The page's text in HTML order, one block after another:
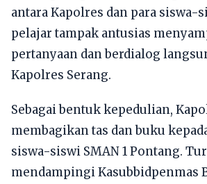
antara Kapolres dan para siswa-
pelajar tampak antusias
pertanyaan dan berdialog
Kapolres Serang.
Sebagai bentuk kepedulian,
membagikan tas dan buku
siswa-siswi SMAN 1 Pontang.
mendampingi Kasubbidpenmas